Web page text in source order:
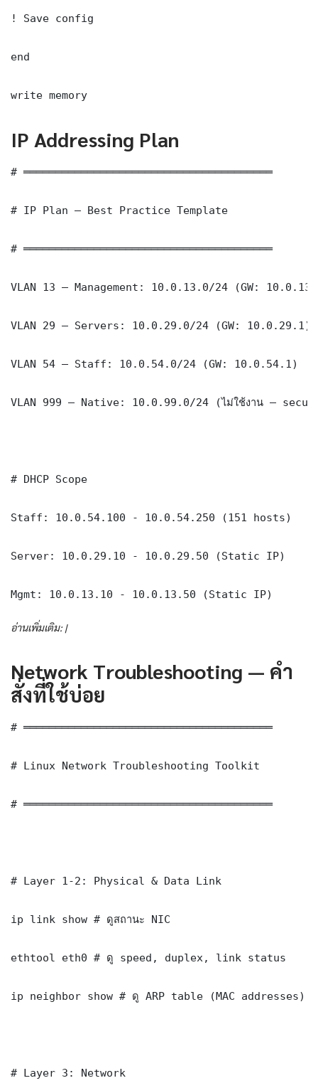
! Save config
end
write memory
IP Addressing Plan
# ═══════════════════════════════════════
# IP Plan — Best Practice Template
# ═══════════════════════════════════════
VLAN 13 — Management: 10.0.13.0/24 (GW:
VLAN 29 — Servers: 10.0.29.0/24 (GW: 10.0.29.1)
VLAN 54 — Staff: 10.0.54.0/24 (GW: 10.0.54.1)
VLAN 999 — Native: 10.0.99.0/24 (ไม่ใช้งาน —
# DHCP Scope
Staff: 10.0.54.100 - 10.0.54.250 (151 hosts)
Server: 10.0.29.10 - 10.0.29.50 (Static IP)
Mgmt: 10.0.13.10 - 10.0.13.50 (Static IP)
อ่านเพิ่มเติม: |
Network Troubleshooting — คำ
สั่งที่ใช้บ่อย
# ═══════════════════════════════════════
# Linux Network Troubleshooting Toolkit
# ═══════════════════════════════════════
# Layer 1-2: Physical & Data Link
ip link show # ดูสถานะ NIC
ethtool eth0 # ดู speed, duplex, link status
ip neighbor show # ดู ARP table (MAC addresses)
# Layer 3: Network